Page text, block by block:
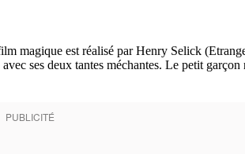
magique est réalisé par Henry Selick
ses deux tantes méchantes. Le petit